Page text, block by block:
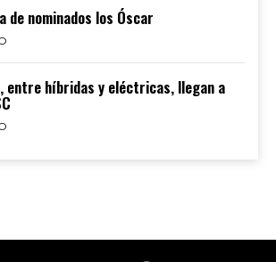
de nominados los Óscar
híbridas y eléctricas, llegan a